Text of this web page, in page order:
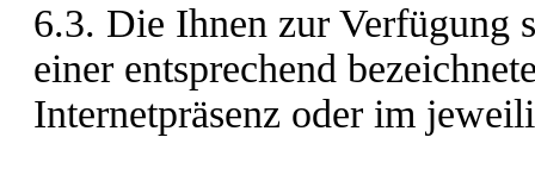
6.3. Die Ihnen zur Verfügung
einer entsprechend
Internetpräsenz oder im